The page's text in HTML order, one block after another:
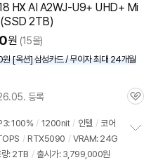
HX AI A2WJ-U9+ UHD+ Mi
2TB)
원 (15몰)
[옥션] 삼성카드 / 무이자 최대 24개월
등록
관
100% / 1200nit / 인텔 / 코어
/ RTX5090 / VRAM: 24G
: 2TB / 출시가: 3,799,000원